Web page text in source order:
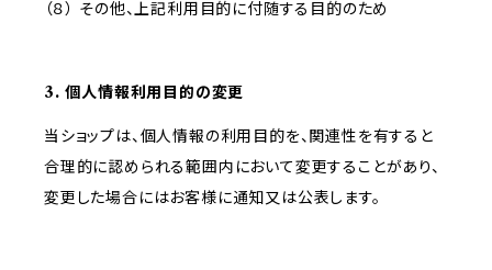
（８） その他、上記利用目的に付随する目的のため
3. 個人情報利用目的の変更
当ショップは、個人情報の利用目的を、関連性を有すると
合理的に認められる範囲内において変更することがあり、
変更した場合にはお客様に通知又は公表します。